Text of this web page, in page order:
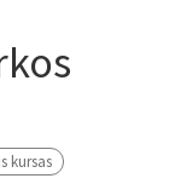
kursas